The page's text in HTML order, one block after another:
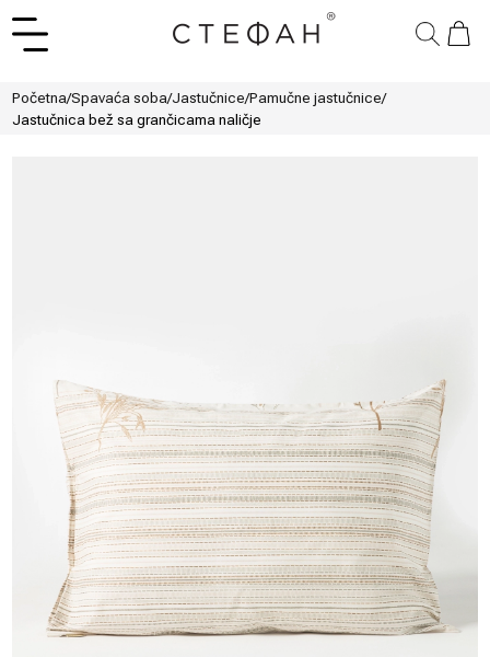
Početna/Spavaća soba/Jastučnice/Pamučne jastučnice/
Jastučnica bež sa grančicama naličje